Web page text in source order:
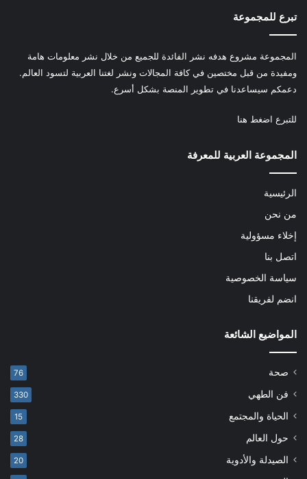
تبرع للمجموعة
المجموعة مشروع هدفه نشر الفائدة للجميع من خلال نشر معلومات هامة
ومفيدة من قبل مختصين في كافة المجالات ونشر لغتنا العربية لتسود العالم.
دعمكم سيساعدنا في تطوير المنصة بشكل أسرع.
للتبرع اضغط هنا
المجموعة العربية للمعرفة
الرئيسية
من نحن
إخلاء مسؤولية
اتصل بنا
سياسة الخصوصية
انضم لفريقنا
المواضيع الشائعة
صحة 76
فن الطهي 330
الحياة والمجتمع 15
حول العالم 28
الصيدلة والأدوية 20